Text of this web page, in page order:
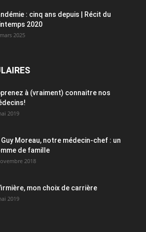
: cinq ans depuis | Récit du
2020
2025
à (vraiment) connaitre nos
2019
Guy Moreau, notre médecin-chef : un
de famille
2018
mon choix de carrière
2019